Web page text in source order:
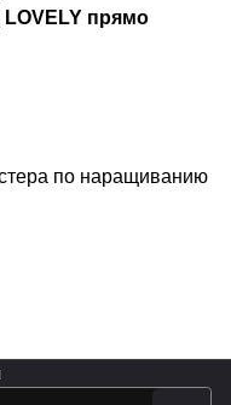
прямо
по наращиванию